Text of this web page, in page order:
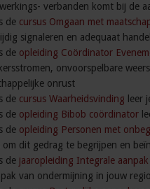
verbanden komt bij de
de cursus Omgaan met
signaleren en adequaat
de opleiding Coördinator
onvoorspelbare
onrust
de cursus Waarheidsvinding leer
de opleiding Bibob coördinator
de opleiding Personen met
om dit gedrag te begrijpen en
de jaaropleiding Integrale
van ondermijning in jouw